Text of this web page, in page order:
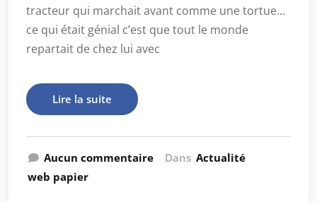
tracteur qui marchait avant comme une tortue…
ce qui était génial c’est que tout le monde
repartait de chez lui avec
Lire la suite
Aucun commentaire Dans Actualité
web papier